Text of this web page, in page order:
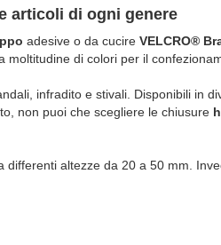
articoli di ogni genere
adesive o da cucire VELCRO®
moltitudine di colori per il
infradito e stivali. Disponibili in
non puoi che scegliere le chiusure
differenti altezze da 20 a 50 mm.